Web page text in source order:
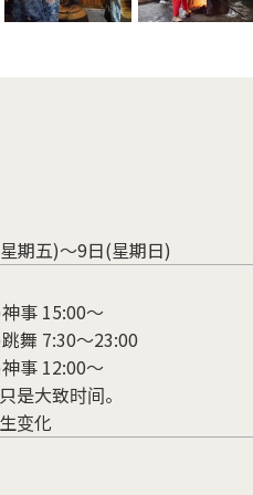
期五)～9日(星期日)
事 15:00～
舞 7:30～23:00
事 12:00～
是大致时间。
变化